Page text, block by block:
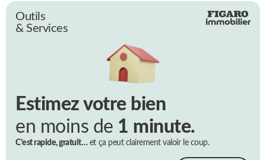
Outils
& Services
Estimez votre bien
en moins de 1 minute.
C’est rapide, gratuit…et ça peut clairement valoir le coup.